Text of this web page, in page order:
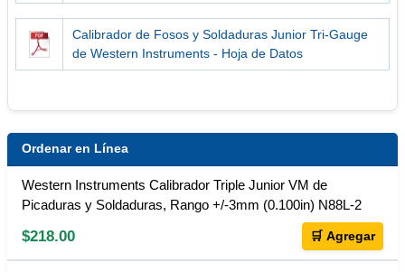
Calibrador de Fosos y Soldaduras Junior Tri-Gauge
de Western Instruments - Hoja de Datos
Ordenar en Línea
Western Instruments Calibrador Triple Junior VM de
Picaduras y Soldaduras, Rango +/-3mm (0.100in) N88L-2
$218.00 🛒 Agregar